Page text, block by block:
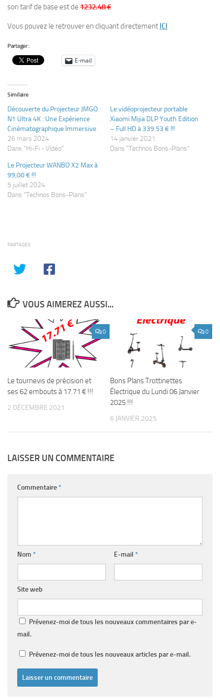
son tarif de base est de 1232.48 €
Vous pouvez le retrouver en cliquant directement ICI
Partager :
E-mail
Similaire
Découverte du Projecteur JMGO
N1 Ultra 4K : Une Expérience
Cinématographique Immersive
26 mars 2024
Dans "Hi-Fi - Vidéo"
Le vidéoprojecteur portable
Xiaomi Mijia DLP Youth Edition
– Full HD à 339.53 € !!!
14 janvier 2021
Dans "Technos Bons-Plans"
Le Projecteur WANBO X2 Max à
99,00 € !!!
5 juillet 2024
Dans "Technos Bons-Plans"
PARTAGER
VOUS AIMEREZ AUSSI...
0
Le tournevis de précision et
ses 62 embouts à 17.71 € !!!
2 DÉCEMBRE 2021
0
Bons Plans Trottinettes
Électrique du Lundi 06 Janvier
2025 !!!
6 JANVIER 2025
LAISSER UN COMMENTAIRE
Commentaire*
Nom * E-mail *
Site web
Prévenez-moi de tous les nouveaux commentaires par e-
mail.
Prévenez-moi de tous les nouveaux articles par e-mail.